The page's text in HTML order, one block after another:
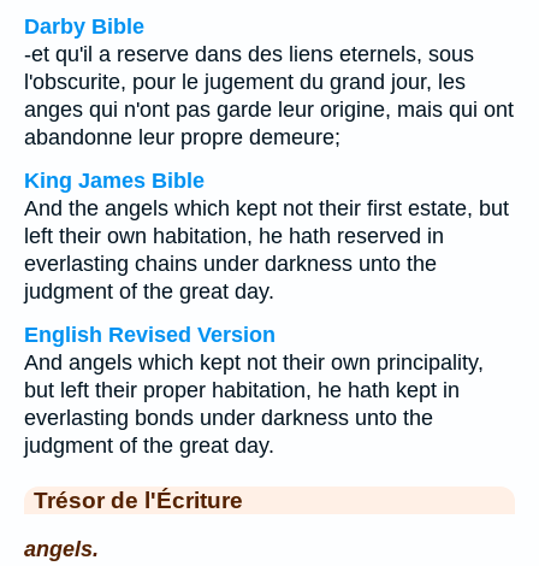
Darby Bible
-et qu'il a reserve dans des liens eternels, sous
l'obscurite, pour le jugement du grand jour, les
anges qui n'ont pas garde leur origine, mais qui ont
abandonne leur propre demeure;
King James Bible
And the angels which kept not their first estate, but
left their own habitation, he hath reserved in
everlasting chains under darkness unto the
judgment of the great day.
English Revised Version
And angels which kept not their own principality,
but left their proper habitation, he hath kept in
everlasting bonds under darkness unto the
judgment of the great day.
Trésor de l'Écriture
angels.